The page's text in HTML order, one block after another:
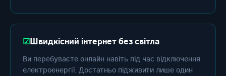
Швидкісний інтернет без світла
Ви перебуваєте онлайн навіть під час відключення
електроенергії. Достатньо підживити лише один